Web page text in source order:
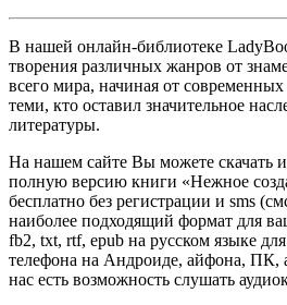
В нашей онлайн-библиотеке
творения различных жанров от
всего мира, начиная от современных
теми, кто оставил значительное
литературы.
На нашем сайте Вы можете скачать
полную версию книги «Нежное
бесплатно без регистрации и sms
наиболее подходящий формат для
fb2, txt, rtf, epub на русском языке
телефона на Андроиде, айфона, ПК,
нас есть возможность слушать